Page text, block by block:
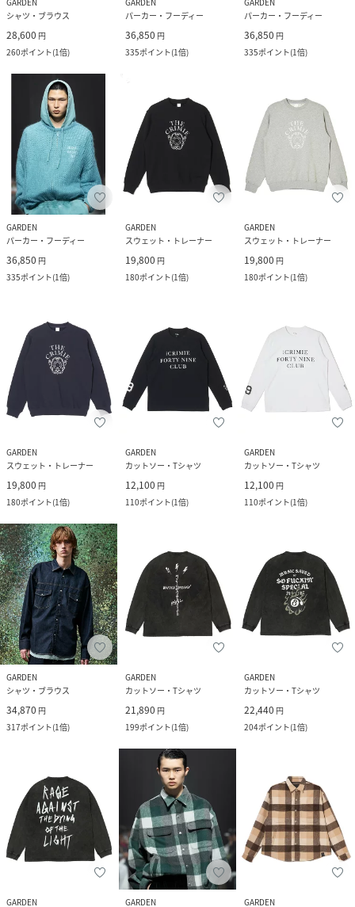
シャツ・ブラウス
28,600 円
260ポイント(1倍)
パーカー・フーディー
36,850 円
335ポイント(1倍)
パーカー・フーディー
36,850 円
335ポイント(1倍)
GARDEN
パーカー・フーディー
36,850 円
335ポイント(1倍)
GARDEN
スウェット・トレーナー
19,800 円
180ポイント(1倍)
GARDEN
スウェット・トレーナー
19,800 円
180ポイント(1倍)
GARDEN
スウェット・トレーナー
19,800 円
180ポイント(1倍)
GARDEN
カットソー・Tシャツ
12,100 円
110ポイント(1倍)
GARDEN
カットソー・Tシャツ
12,100 円
110ポイント(1倍)
GARDEN
シャツ・ブラウス
34,870 円
317ポイント(1倍)
GARDEN
カットソー・Tシャツ
21,890 円
199ポイント(1倍)
GARDEN
カットソー・Tシャツ
22,440 円
204ポイント(1倍)
GARDEN GARDEN GARDEN